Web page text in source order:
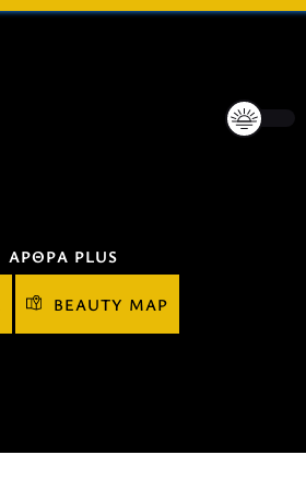
ΆΡΘΡΑ PLUS
BEAUTY MAP